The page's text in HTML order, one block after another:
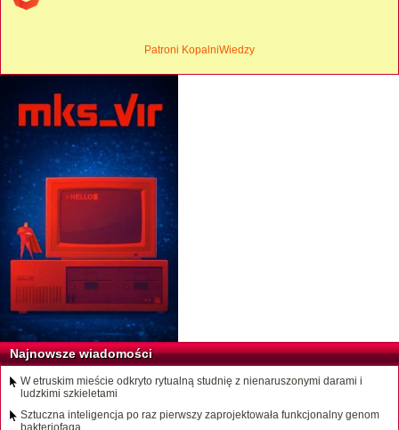
Patroni KopalniWiedzy
Najnowsze wiadomości
W etruskim mieście odkryto rytualną studnię z nienaruszonymi darami i
ludzkimi szkieletami
Sztuczna inteligencja po raz pierwszy zaprojektowała funkcjonalny genom